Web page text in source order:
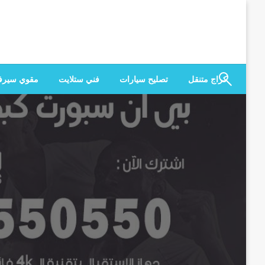
كراج متنقل
تصليح سيارات فني ستلايت مقوي